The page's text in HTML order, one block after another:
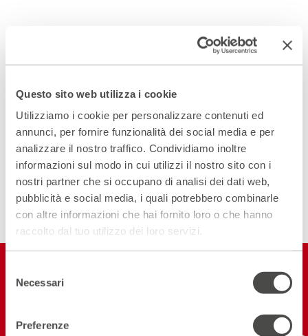
Questo sito web utilizza i cookie
Utilizziamo i cookie per personalizzare contenuti ed
annunci, per fornire funzionalità dei social media e per
analizzare il nostro traffico. Condividiamo inoltre
informazioni sul modo in cui utilizzi il nostro sito con i
nostri partner che si occupano di analisi dei dati web,
pubblicità e social media, i quali potrebbero combinarle
con altre informazioni che hai fornito loro o che hanno
raccolto dal tuo utilizzo dei loro servizi.
delNecessari
Preferenze
Scopri un luogo unico
DIVENTA PARTNER
ISCRIVITI ALLA NEWSLETTER
contatto
ISCRIVITI ALLA NEWSLETTER